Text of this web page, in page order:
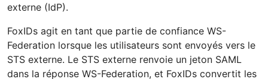
externe (IdP).
FoxIDs agit en tant que partie de confiance WS-
Federation lorsque les utilisateurs sont envoyés vers le
STS externe. Le STS externe renvoie un jeton SAML
dans la réponse WS-Federation, et FoxIDs convertit les